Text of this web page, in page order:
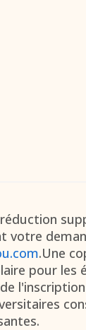
votre
.Une
pour les